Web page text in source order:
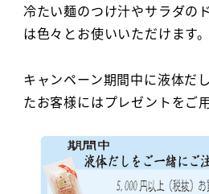
冷たい麺のつけ汁やサラダの
は色々とお使いいただけます。
キャンペーン期間中に液体だ
たお客様にはプレゼントをご